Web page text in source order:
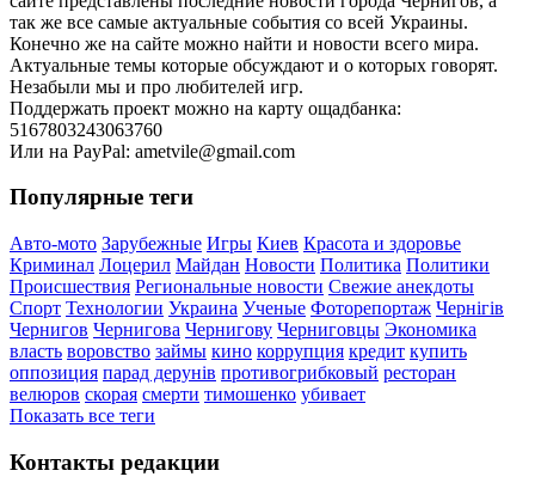
так же все самые актуальные события со всей Украины.
Конечно же на сайте можно найти и новости всего мира.
Актуальные темы которые обсуждают и о которых говорят.
Незабыли мы и про любителей игр.
Поддержать проект можно на карту ощадбанка:
5167803243063760
Или на PayPal: ametvile@gmail.com
Популярные теги
Авто-мото Зарубежные Игры Киев Красота и здоровье
Криминал Лоцерил Майдан Новости Политика Политики
Происшествия Региональные новости Свежие анекдоты
Спорт Технологии Украина Ученые Фоторепортаж Чернігів
Чернигов Чернигова Чернигову Черниговцы Экономика
власть воровство займы кино коррупция кредит купить
оппозиция парад дерунів противогрибковый ресторан
велюров скорая смерти тимошенко убивает
Показать все теги
Контакты редакции